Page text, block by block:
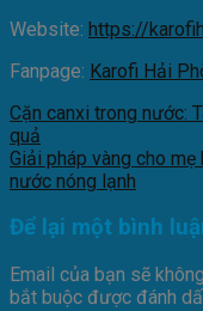
Website: https://
Fanpage: Karofi Hải
Cặn canxi trong nước:
quả
Giải pháp vàng cho
nước nóng lạnh
Để lại một bình
Email của bạn sẽ
bắt buộc được đánh